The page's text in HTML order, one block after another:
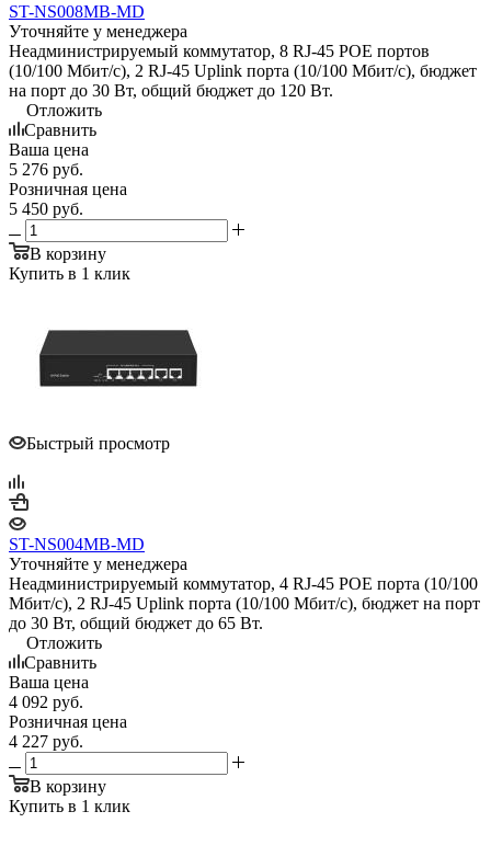
ST-NS008MB-MD
Уточняйте у менеджера
Неадминистрируемый коммутатор, 8 RJ-45 POE портов
(10/100 Мбит/с), 2 RJ-45 Uplink порта (10/100 Мбит/с), бюджет
на порт до 30 Вт, общий бюджет до 120 Вт.
Отложить
Сравнить
Ваша цена
5 276 руб.
Розничная цена
5 450 руб.
В корзину
Купить в 1 клик
Быстрый просмотр
ST-NS004MB-MD
Уточняйте у менеджера
Неадминистрируемый коммутатор, 4 RJ-45 POE порта (10/100
Мбит/с), 2 RJ-45 Uplink порта (10/100 Мбит/с), бюджет на порт
до 30 Вт, общий бюджет до 65 Вт.
Отложить
Сравнить
Ваша цена
4 092 руб.
Розничная цена
4 227 руб.
В корзину
Купить в 1 клик